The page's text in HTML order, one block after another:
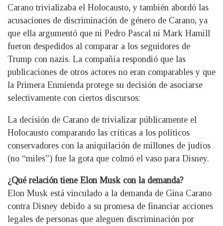
Carano trivializaba el Holocausto, y también abordó las
acusaciones de discriminación de género de Carano, ya
que ella argumentó que ni Pedro Pascal ni Mark Hamill
fueron despedidos al comparar a los seguidores de
Trump con nazis. La compañía respondió que las
publicaciones de otros actores no eran comparables y que
la Primera Enmienda protege su decisión de asociarse
selectivamente con ciertos discursos:
La decisión de Carano de trivializar públicamente el
Holocausto comparando las críticas a los políticos
conservadores con la aniquilación de millones de judíos
(no “miles”) fue la gota que colmó el vaso para Disney.
¿Qué relación tiene Elon Musk con la demanda?
Elon Musk está vinculado a la demanda de Gina Carano
contra Disney debido a su promesa de financiar acciones
legales de personas que aleguen discriminación por